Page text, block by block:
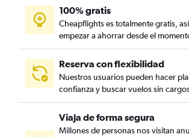
100% gratis
Cheapflights es totalmente gratis,
empezar a ahorrar desde el
Reserva con flexibilidad
Nuestros usuarios pueden hacer
confianza y buscar vuelos sin
Viaja de forma segura
Millones de personas nos visitan